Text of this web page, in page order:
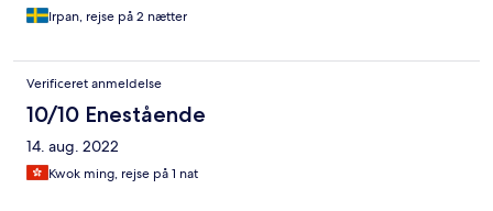
Irpan, rejse på 2 nætter
Verificeret anmeldelse
10/10 Enestående
14. aug. 2022
Kwok ming, rejse på 1 nat